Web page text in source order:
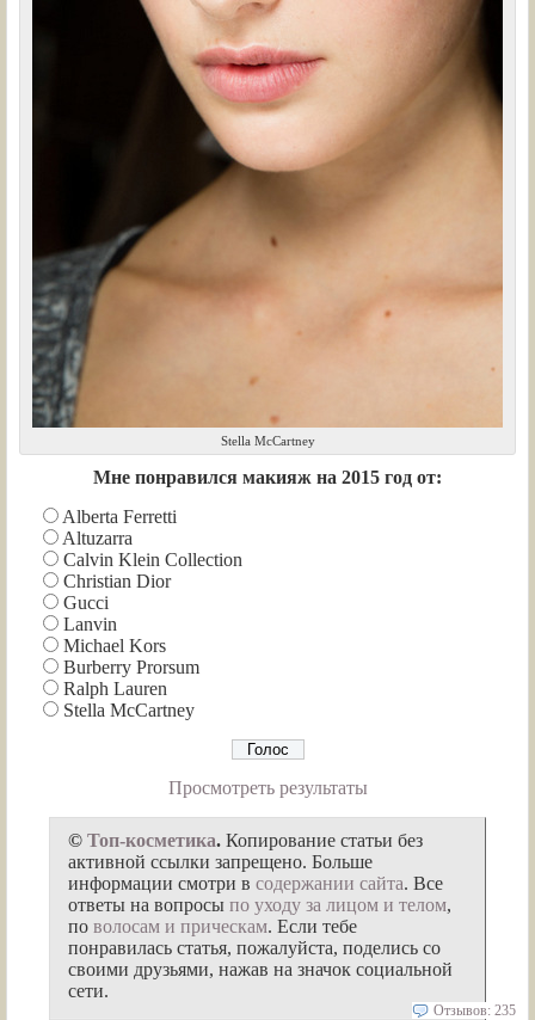
Stella McCartney
Мне понравился макияж на 2015 год от:
Alberta Ferretti
Altuzarra
Calvin Klein Collection
Christian Dior
Gucci
Lanvin
Michael Kors
Burberry Prorsum
Ralph Lauren
Stella McCartney
Просмотреть результаты
© Топ-косметика. Копирование статьи без
активной ссылки запрещено. Больше
информации смотри в содержании сайта. Все
ответы на вопросы по уходу за лицом и телом,
по волосам и прическам. Если тебе
понравилась статья, пожалуйста, поделись со
своими друзьями, нажав на значок социальной
сети.
Отзывов: 235